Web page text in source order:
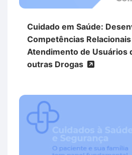
Cuidado em Saúde:
Competências
Atendimento de Usuários
outras Drogas